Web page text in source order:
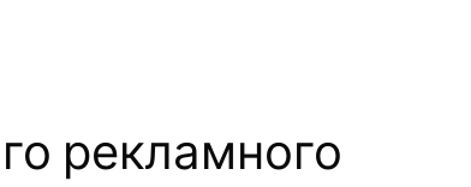
рекламного